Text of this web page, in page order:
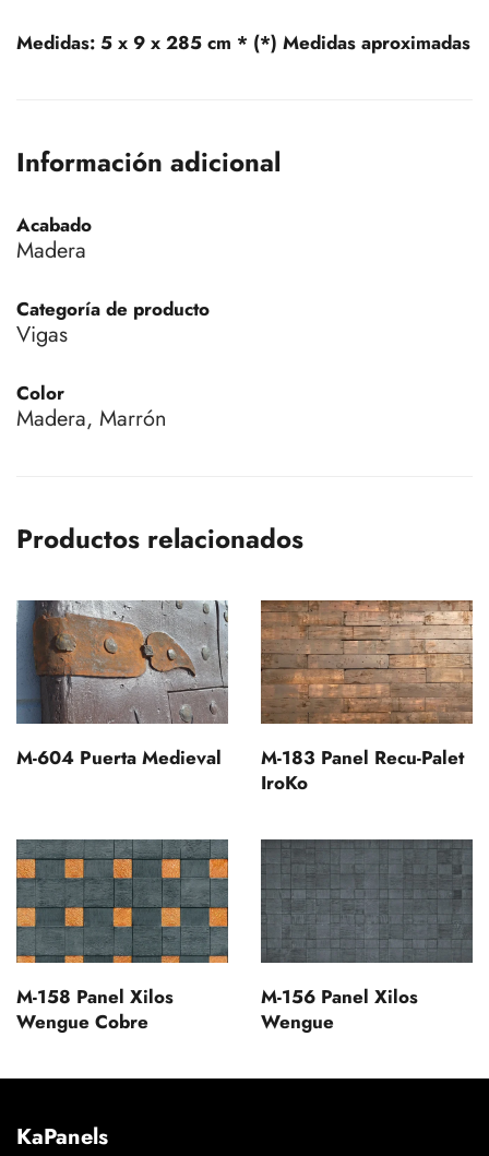
Medidas: 5 x 9 x 285 cm * (*) Medidas aproximadas
Información adicional
Acabado
Madera
Categoría de producto
Vigas
Color
Madera, Marrón
Productos relacionados
M-604 Puerta Medieval
M-183 Panel Recu-Palet
IroKo
M-158 Panel Xilos
Wengue Cobre
M-156 Panel Xilos
Wengue
KaPanels